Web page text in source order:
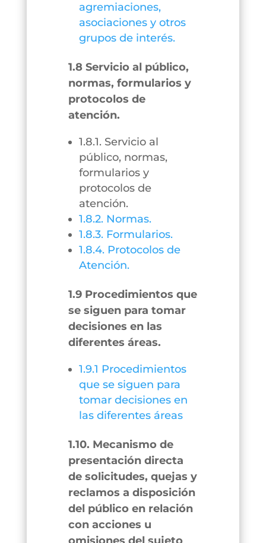
agremiaciones,
asociaciones y otros
grupos de interés.
1.8 Servicio al público,
normas, formularios y
protocolos de
atención.
1.8.1. Servicio al
público, normas,
formularios y
protocolos de
atención.
1.8.2. Normas.
1.8.3. Formularios.
1.8.4. Protocolos de
Atención.
1.9 Procedimientos que
se siguen para tomar
decisiones en las
diferentes áreas.
1.9.1 Procedimientos
que se siguen para
tomar decisiones en
las diferentes áreas
1.10. Mecanismo de
presentación directa
de solicitudes, quejas y
reclamos a disposición
del público en relación
con acciones u